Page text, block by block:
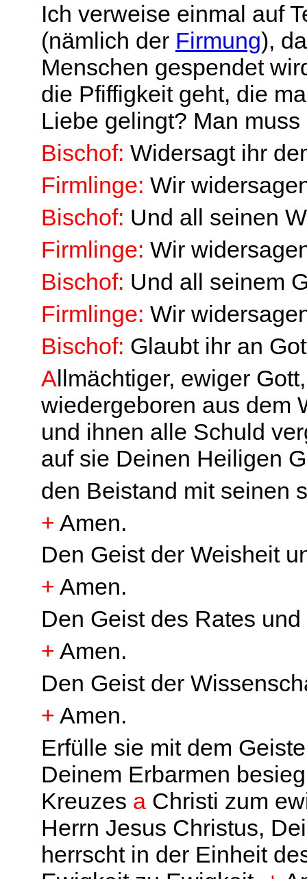
Ich verweise einmal auf
(nämlich der Firmung),
Menschen gespendet
die Pfiffigkeit geht, die
Liebe gelingt? Man
Bischof: Widersagt ihr
Firmlinge: Wir
Bischof: Und all seinen
Firmlinge: Wir
Bischof: Und all seinem
Firmlinge: Wir
Bischof: Glaubt ihr an
Allmächtiger, ewiger
wiedergeboren aus dem
und ihnen alle Schuld
auf sie Deinen Heiligen
den Beistand mit seinen
+ Amen.
Den Geist der Weisheit
+ Amen.
Den Geist des Rates
+ Amen.
Den Geist der
+ Amen.
Erfülle sie mit dem
Deinem Erbarmen
Kreuzes a Christi zum
Herrn Jesus Christus,
herrscht in der Einheit